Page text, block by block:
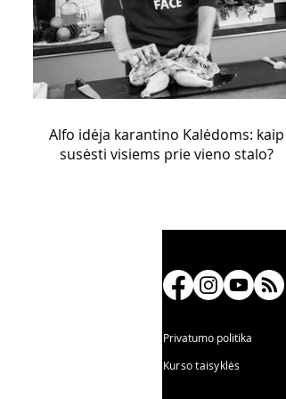
Alfo idėja karantino Kalėdoms: kaip
susėsti visiems prie vieno stalo?
Privatumo politika
Kurso taisyklės